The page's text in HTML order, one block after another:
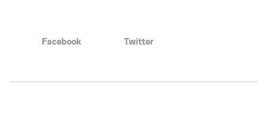
Facebook Twitter